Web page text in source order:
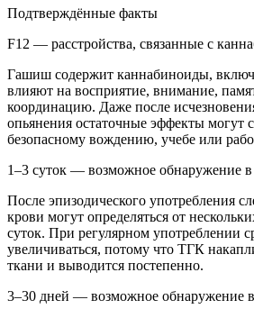
Подтверждённые факты
F12 — расстройства, связанные с
Гашиш содержит каннабиноиды,
влияют на восприятие, внимание,
координацию. Даже после
опьянения остаточные эффекты могут
безопасному вождению, учебе или
1–3 суток — возможное обнаружение в
После эпизодического употребления
крови могут определяться от
суток. При регулярном употреблении
увеличиваться, потому что ТГК
ткани и выводится постепенно.
3–30 дней — возможное обнаружение